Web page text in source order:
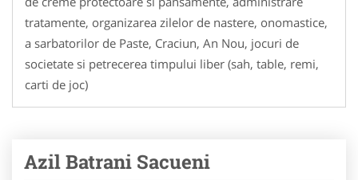
tratamente, organizarea zilelor de nastere, onomastice,
a sarbatorilor de Paste, Craciun, An Nou, jocuri de
societate si petrecerea timpului liber (sah, table, remi,
carti de joc)
Azil Batrani Sacueni